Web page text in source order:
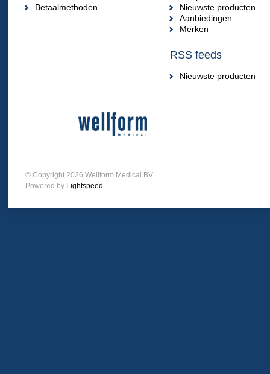
Betaalmethoden
Nieuwste producten
Aanbiedingen
Merken
RSS feeds
Nieuwste producten
© Copyright 2026 Wellform Medical BV
Powered by Lightspeed